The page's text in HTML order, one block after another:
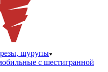
шурупы
с шестигранной